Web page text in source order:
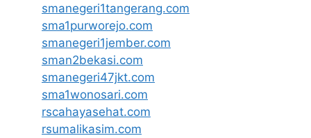
smanegeri1tangerang.com
sma1purworejo.com
smanegeri1jember.com
sman2bekasi.com
smanegeri47jkt.com
sma1wonosari.com
rscahayasehat.com
rsumalikasim.com